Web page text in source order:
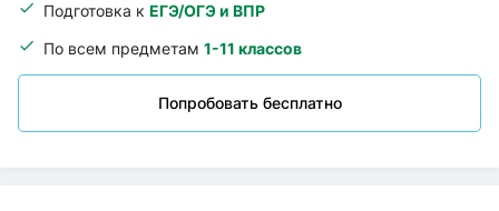
Подготовка к ЕГЭ/ОГЭ и ВПР
По всем предметам 1-11 классов
Попробовать бесплатно